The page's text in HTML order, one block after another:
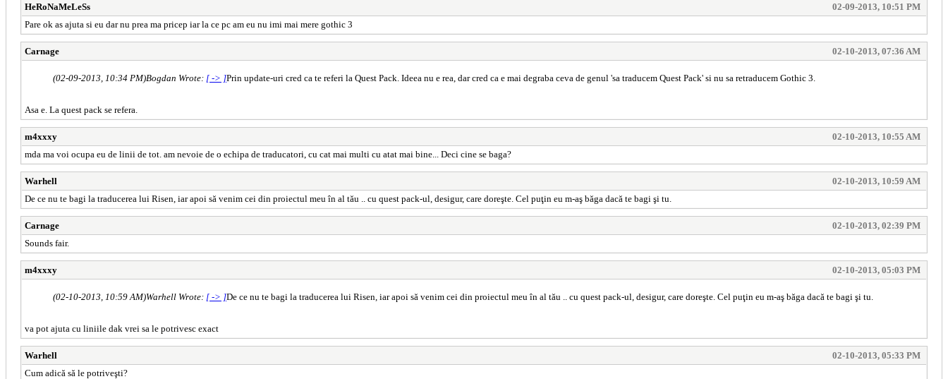
HeRoNaMeLeSs
02-09-2013, 10:51 PM
Pare ok as ajuta si eu dar nu prea ma pricep iar la ce pc am eu nu imi mai mere gothic 3
Carnage 02-10-2013, 07:36 AM
(02-09-2013, 10:34 PM)Bogdan Wrote: [ -> ]Prin update-uri cred ca te referi la Quest Pack. Ideea nu e rea, dar cred ca e mai degraba ceva de genul 'sa traducem Quest Pack' si nu sa retraducem Gothic 3.
Asa e. La quest pack se refera.
m4xxxy
02-10-2013, 10:55 AM
mda ma voi ocupa eu de linii de tot. am nevoie de o echipa de traducatori, cu cat mai multi cu atat mai bine... Deci cine se baga?
Warhell
02-10-2013, 10:59 AM
De ce nu te bagi la traducerea lui Risen, iar apoi să venim cei din proiectul meu în al tău .. cu quest pack-ul, desigur, care doreşte. Cel puţin eu m-aş băga dacă te bagi şi tu.
Carnage
02-10-2013, 02:39 PM
Sounds fair.
m4xxxy 02-10-2013, 05:03 PM
(02-10-2013, 10:59 AM)Warhell Wrote: [ -> ]De ce nu te bagi la traducerea lui Risen, iar apoi să venim cei din proiectul meu în al tău .. cu quest pack-ul, desigur, care doreşte. Cel puţin eu m-aş băga dacă te bagi şi tu.
va pot ajuta cu liniile dak vrei sa le potrivesc exact
Warhell
02-10-2013, 05:33 PM
Cum adică să le potriveşti?